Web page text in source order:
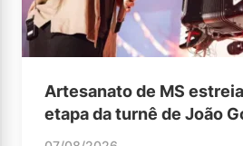
Artesanato de MS
etapa da turnê de João